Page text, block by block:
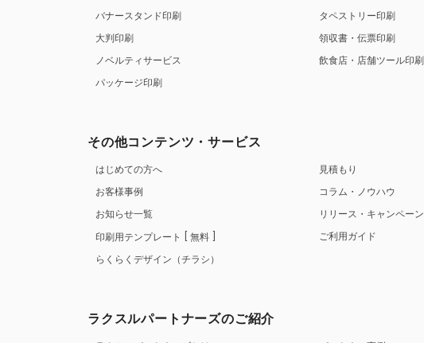
バナースタンド印刷
大判印刷
ノベルティサービス
パッケージ印刷
タペストリー印刷
領収書・伝票印刷
飲食店・店舗ツール印刷
その他コンテンツ・サービス
はじめての方へ
お客様事例
お知らせ一覧
印刷用テンプレート
無料
らくらくデザイン（チラシ）
見積もり
コラム・ノウハウ
リリース・キャンペーン
ご利用ガイド
ラクスルパートナーズのご紹介